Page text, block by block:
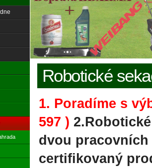
Robotické
1. Poradíme s
597 )
dvou pracovních
certifikovaný